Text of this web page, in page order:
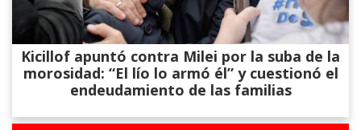
Kicillof apuntó contra Milei por la suba de la
morosidad: “El lío lo armó él” y cuestionó el
endeudamiento de las familias